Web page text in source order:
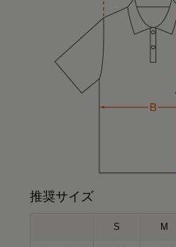
推奨サイズ
S M